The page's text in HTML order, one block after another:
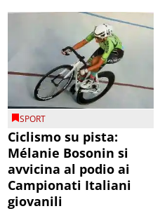
SPORT
Ciclismo su pista:
Mélanie Bosonin si
avvicina al podio ai
Campionati Italiani
giovanili